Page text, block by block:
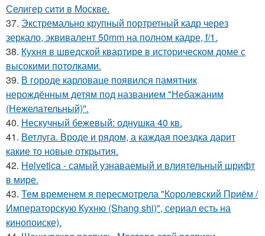
Селигер сити в Москве.
37. Экстремально крупный портретный кадр через
зеркало, эквивалент 50mm на полном кадре, f/1.
38. Кухня в шведской квартире в историческом доме с
высокими потолками.
39. В городе карловаце появился памятник
нерождённым детям под названием "Небажаним
(Нежелательный)".
40. Нескучный бежевый: однушка 40 кв.
41. Ветлуга. Вроде и рядом, а каждая поездка дарит
какие то новые открытия.
42. Helvetica - самый узнаваемый и влиятельный шрифт
в мире.
43. Тем временем я пересмотрела "Королевский Приём /
Императорскую Кухню (Shang shi)", сериал есть на
кинопоиске).